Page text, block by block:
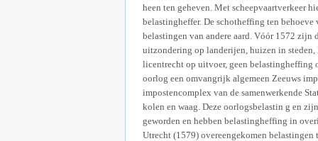
heen ten geheven. Met scheepvaartverkeer
belastingheffer. De schotheffing ten
belastingen van andere aard. Vóór 1572 zijn
uitzondering op landerijen, huizen in
licentrecht op uitvoer, geen belastingheffing
oorlog een omvangrijk algemeen Zeeuws
impostencomplex van de samenwerkende
kolen en waag. Deze oorlogsbelastin g en
geworden en hebben belastingheffing in
Utrecht (1579) overeengekomen